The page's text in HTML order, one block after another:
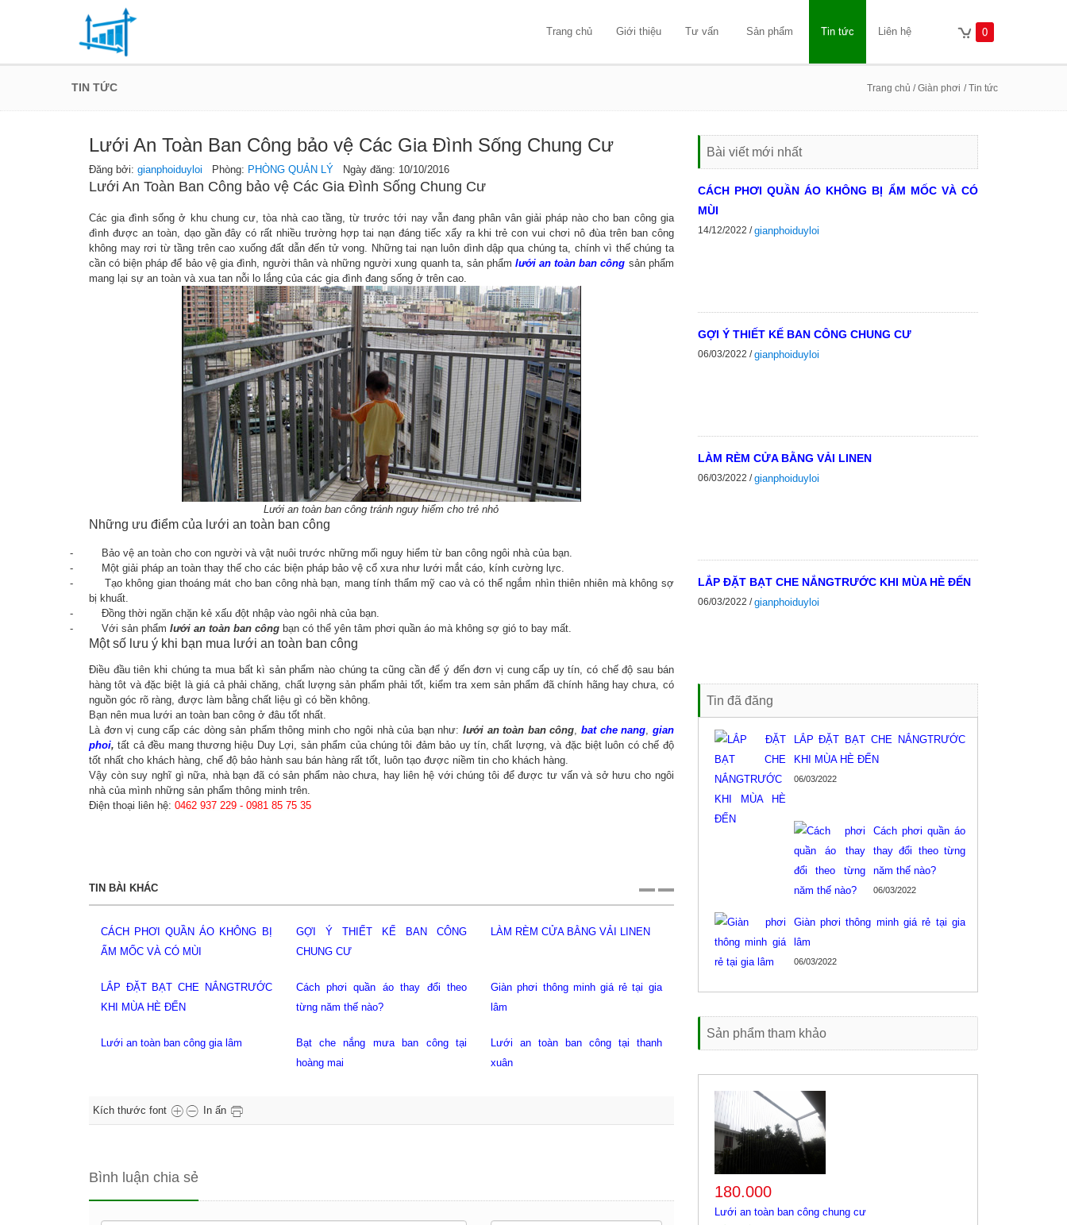
Trang chủ Giới thiệu Tư vấn Sản phẩm Tin tức Liên hệ 0
Trang chủ / Giàn phơi / Tin tức
TIN TỨC
Lưới An Toàn Ban Công bảo vệ Các Gia Đình Sống Chung Cư
Đăng bởi: gianphoiduyloi Phòng: PHÒNG QUẢN LÝ Ngày đăng: 10/10/2016
Lưới An Toàn Ban Công bảo vệ Các Gia Đình Sống Chung Cư
Các gia đình sống ở khu chung cư, tòa nhà cao tầng, từ trước tới nay vẫn đang phân vân giải pháp nào cho ban công gia
đình được an toàn, dạo gần đây có rất nhiều trường hợp tai nạn đáng tiếc xẩy ra khi trẻ con vui chơi nô đùa trên ban công
không may rơi từ tầng trên cao xuống đất dẫn đến tử vong. Những tai nạn luôn dình dập qua chúng ta, chính vì thế chúng ta
cần có biện pháp để bảo vệ gia đình, người thân và những người xung quanh ta, sản phẩmlưới an toàn ban công sản phẩm
mang lại sự an toàn và xua tan nỗi lo lắng của các gia đình đang sống ở trên cao.
Lưới an toàn ban công tránh nguy hiểm cho trẻ nhỏ
Những ưu điểm của lưới an toàn ban công
-
Bảo vệ an toàn cho con người và vật nuôi trước những mối nguy hiểm từ ban công ngôi nhà của bạn.
-
Một giải pháp an toàn thay thế cho các biện pháp bảo vệ cổ xưa như lưới mắt cáo, kính cường lực.
-
Tạo không gian thoáng mát cho ban công nhà bạn, mang tính thẩm mỹ cao và có thể ngắm nhìn thiên nhiên mà không sợ
bị khuất.
-
Đồng thời ngăn chặn kẻ xấu đột nhập vào ngôi nhà của bạn.
-
Với sản phẩm lưới an toàn ban công bạn có thể yên tâm phơi quần áo mà không sợ gió to bay mất.
Một số lưu ý khi bạn mua lưới an toàn ban công
Điều đầu tiên khi chúng ta mua bất kì sản phẩm nào chúng ta cũng cần để ý đến đơn vị cung cấp uy tín, có chế độ sau bán
hàng tôt và đặc biệt là giá cả phải chăng, chất lượng sản phẩm phải tốt, kiểm tra xem sản phẩm đã chính hãng hay chưa, có
nguồn góc rõ ràng, được làm bằng chất liệu gì có bền không.
Bạn nên mua lưới an toàn ban công ở đâu tốt nhất.
Là đơn vị cung cấp các dòng sản phẩm thông minh cho ngôi nhà của bạn như: lưới an toàn ban công, bat che nang, gian
phoi,tất cả đều mang thương hiệu Duy Lợi, sản phẩm của chúng tôi đảm bảo uy tín, chất lượng, và đặc biệt luôn có chế độ
tốt nhất cho khách hàng, chế độ bảo hành sau bán hàng rất tốt, luôn tạo được niềm tin cho khách hàng.
Vậy còn suy nghĩ gì nữa, nhà bạn đã có sản phẩm nào chưa, hay liên hệ với chúng tôi để được tư vấn và sở hưu cho ngôi
nhà của mình những sản phẩm thông minh trên.
Điện thoại liên hệ: 0462 937 229 - 0981 85 75 35
TIN BÀI KHÁC
QUẦN ÁO KHÔNG BỊ
GỢI Ý THIẾT KẾ BAN CÔNG
CHUNG CƯ
LÀM RÈM CỬA BẰNG VẢI LINEN
BẠT CHE NẮNGTRƯỚC
Cách phơi quần áo thay đổi theo
từng năm thế nào?
Giàn phơi thông minh giá rẻ tại gia
lâm
toàn ban công gia lâm
Bạt che nắng mưa ban công tại
Lưới an toàn ban công tại thanh
Giàn phơi thông minh tại cầu giấy Lưới an toàn ban công tại cầu giấy Lưới an toàn ban công tại
Lưới bảo vệ ban công giá rẻ tại
mai
Kích thước font In ấn
Bình luận chia sẻ
Bài viết mới nhất
CÁCH PHƠI QUẦN ÁO KHÔNG BỊ ẨM MỐC VÀ CÓ
MÙI
14/12/2022 /gianphoiduyloi
GỢI Ý THIẾT KẾ BAN CÔNG CHUNG CƯ
06/03/2022 /gianphoiduyloi
LÀM RÈM CỬA BẰNG VẢI LINEN
06/03/2022 /gianphoiduyloi
LẮP ĐẶT BẠT CHE NẮNGTRƯỚC KHI MÙA HÈ ĐẾN
06/03/2022 /gianphoiduyloi
Tin đã đăng
LẮP ĐẶT BẠT CHE NẮNGTRƯỚC
KHI MÙA HÈ ĐẾN
06/03/2022
Cách phơi quần áo
thay đổi theo từng
năm thế nào?
06/03/2022
Giàn phơi thông minh giá rẻ tại gia
lâm
06/03/2022
Sản phẩm tham khảo
180.000
Lưới an toàn ban công chung cư